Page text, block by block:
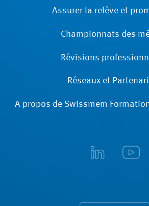
Assurer la relève et
Championnats des
Révisions
Réseaux et
A propos de Swissmem